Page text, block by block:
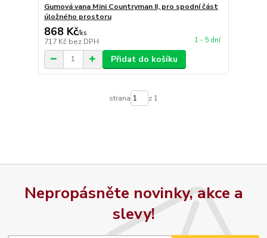
Gumová vana Mini Countryman II, pro spodní část
úložného prostoru
868 Kč/ks
717 Kč bez DPH 1 - 5 dní
Přidat do košíku
strana z 1
Nepropásněte novinky, akce a
slevy!